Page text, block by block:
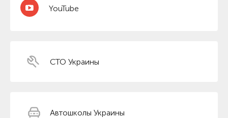
YouTube
СТО Украины
Автошколы Украины